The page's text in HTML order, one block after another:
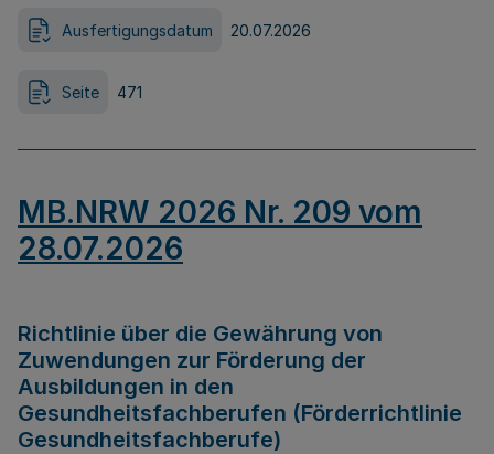
Ausfertigungsdatum 20.07.2026
Seite 471
MB.NRW 2026 Nr. 209 vom
28.07.2026
Richtlinie über die Gewährung von
Zuwendungen zur Förderung der
Ausbildungen in den
Gesundheitsfachberufen (Förderrichtlinie
Gesundheitsfachberufe)